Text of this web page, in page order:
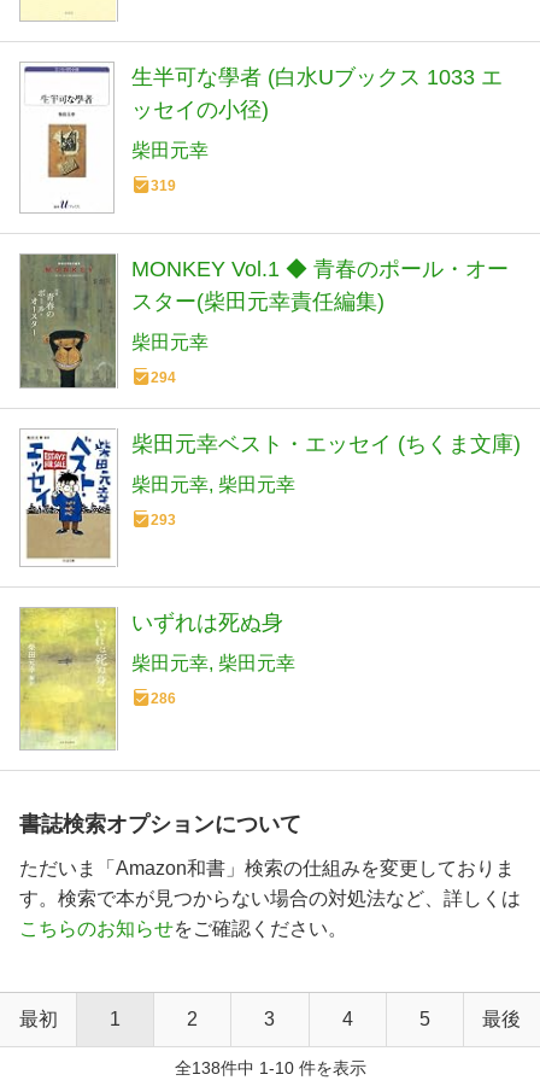
生半可な學者 (白水Uブックス 1033 エ
ッセイの小径)
柴田元幸
319
MONKEY Vol.1 ◆ 青春のポール・オー
スター(柴田元幸責任編集)
柴田元幸
294
柴田元幸ベスト・エッセイ (ちくま文庫)
柴田元幸 柴田元幸
293
いずれは死ぬ身
柴田元幸 柴田元幸
286
書誌検索オプションについて
ただいま「Amazon和書」検索の仕組みを変更しておりま
す。検索で本が見つからない場合の対処法など、詳しくは
こちらのお知らせをご確認ください。
最初 1 2 3 4 5 最後
全138件中 1-10 件を表示